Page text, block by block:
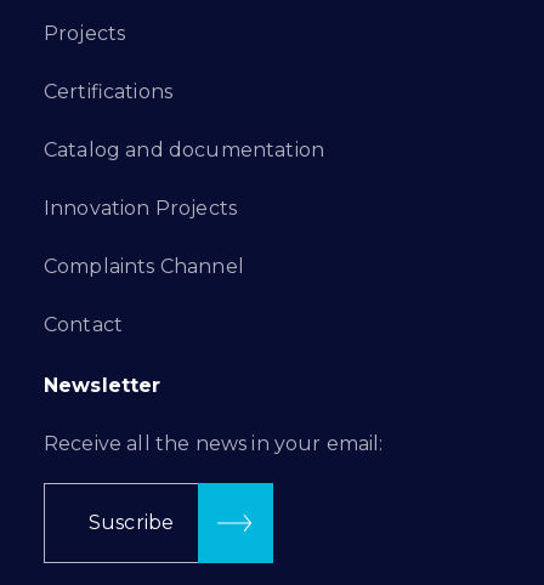
Projects
Certifications
Catalog and documentation
Innovation Projects
Complaints Channel
Contact
Newsletter
Receive all the news in your email:
Suscribe